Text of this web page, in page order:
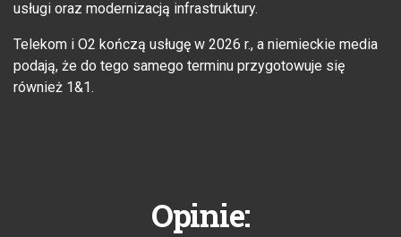
usługi oraz modernizacją infrastruktury.
Telekom i O2 kończą usługę w 2026 r., a niemieckie media
podają, że do tego samego terminu przygotowuje się
również 1&1.
Opinie: